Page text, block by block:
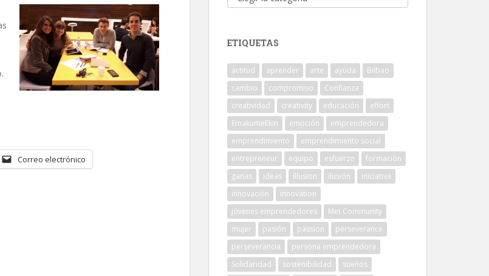
Correo electrónico
ETIQUETAS
actitud aprender arte ayuda
Bilbao
cambio
compromiso
Confianza
creatividad
creativity educación
effort
EmakumeEkin
emoción
emprendedora
emprendimiento
emprendimiento social
entrepreneur
equipo esfuerzo
formación
ganas
ideas illusion ilusión
iniciativa
innovación
innovation
jóvenes emprendedores
Met Community
mujer
pasión passion
perseverance
perseverancia
persona emprendedora
Solidaridad
sostenibilidad
sueños